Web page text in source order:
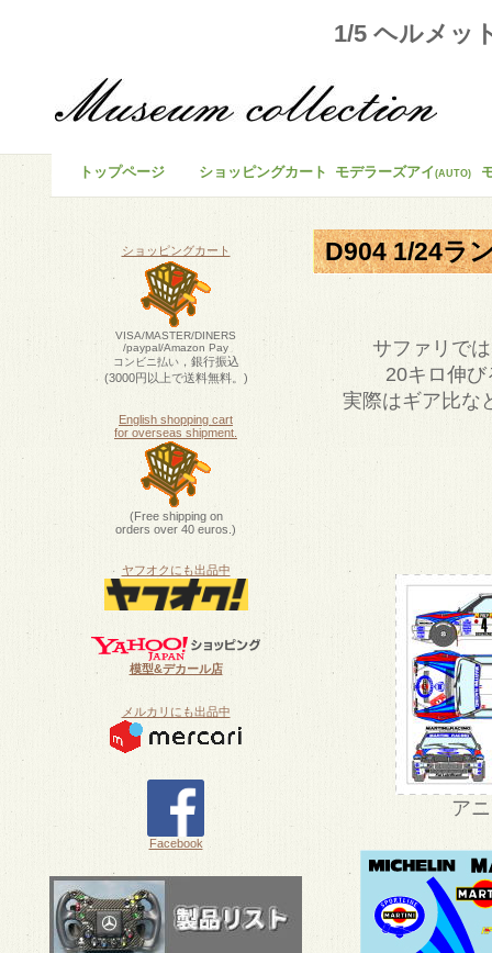
1/5 ヘルメッ
D904 1/24ラ
サファリで
20キロ伸
実際はギア比な
ア
トップページ ショッピングカート モデラーズアイ(AUTO)
ショッピングカート
VISA/MASTER/DINERS
/paypal/Amazon Pay
コンビニ払い，銀行振込
(3000円以上で送料無料。)
English shopping cart
for overseas shipment.
(Free shipping on
orders over 40 euros.)
ヤフオクにも出品中
模型&デカール店
メルカリにも出品中
Facebook